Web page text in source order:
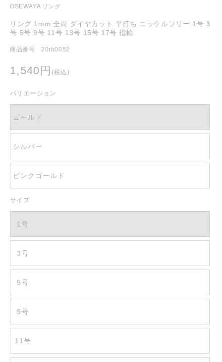
OSEWAYA リング
リング 1mm 全周 ダイヤカット 平打ち ニッケルフリー 1号 3
号 5号 9号 11号 13号 15号 17号 指輪
商品番号 20rb0052
通
価
格
1,540円 (税込)
バリエーション
ゴールド
シルバー
ピンクゴールド
サイズ
1号
3号
5号
9号
11号